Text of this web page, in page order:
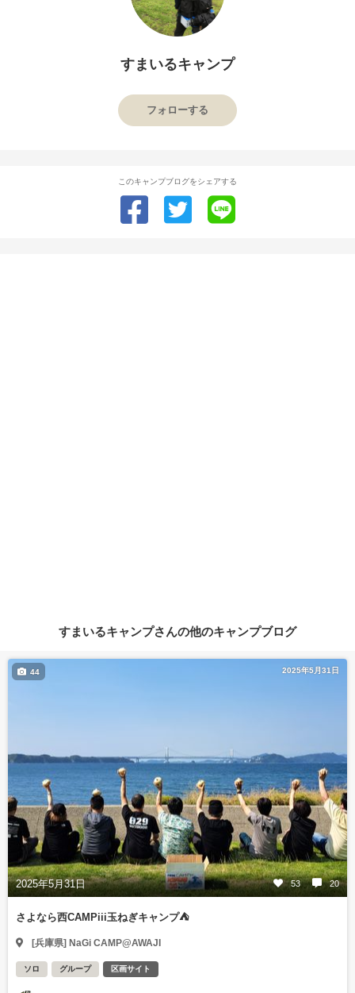
すまいるキャンプ
フォローする
このキャンプブログをシェアする
すまいるキャンプさんの他のキャンプブログ
2025年5月31日
2025年5月31日 53 20
44
さよなら西CAMPiii玉ねぎキャンプ⛺
[兵庫県] NaGi CAMP@AWAJI
ソロ グループ 区画サイト